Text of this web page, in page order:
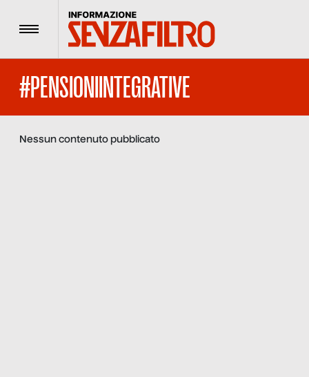
Menu
#PENSIONIINTEGRATIVE
Nessun contenuto pubblicato